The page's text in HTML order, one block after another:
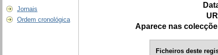
Jornais
Ordem cronológica
Aparece nas
Ficheiros deste